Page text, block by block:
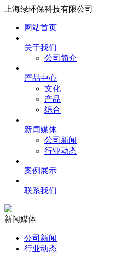
上海绿环保科技有限公司
网站首页
关于我们
公司简介
产品中心
文化
产品
综合
新闻媒体
公司新闻
行业动态
案例展示
联系我们
新闻媒体
公司新闻
行业动态